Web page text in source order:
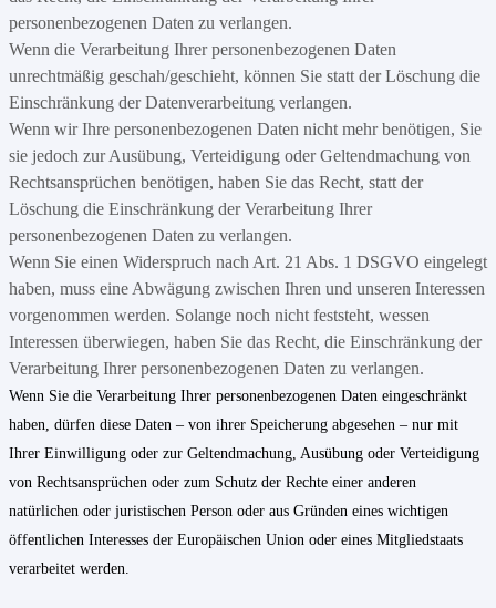
personenbezogenen Daten zu verlangen.
Wenn die Verarbeitung Ihrer personenbezogenen Daten
unrechtmäßig geschah/geschieht, können Sie statt der Löschung die
Einschränkung der Datenverarbeitung verlangen.
Wenn wir Ihre personenbezogenen Daten nicht mehr benötigen, Sie
sie jedoch zur Ausübung, Verteidigung oder Geltendmachung von
Rechtsansprüchen benötigen, haben Sie das Recht, statt der
Löschung die Einschränkung der Verarbeitung Ihrer
personenbezogenen Daten zu verlangen.
Wenn Sie einen Widerspruch nach Art. 21 Abs. 1 DSGVO eingelegt
haben, muss eine Abwägung zwischen Ihren und unseren Interessen
vorgenommen werden. Solange noch nicht feststeht, wessen
Interessen überwiegen, haben Sie das Recht, die Einschränkung der
Verarbeitung Ihrer personenbezogenen Daten zu verlangen.
Wenn Sie die Verarbeitung Ihrer personenbezogenen Daten eingeschränkt
haben, dürfen diese Daten – von ihrer Speicherung abgesehen – nur mit
Ihrer Einwilligung oder zur Geltendmachung, Ausübung oder Verteidigung
von Rechtsansprüchen oder zum Schutz der Rechte einer anderen
natürlichen oder juristischen Person oder aus Gründen eines wichtigen
öffentlichen Interesses der Europäischen Union oder eines Mitgliedstaats
verarbeitet werden.